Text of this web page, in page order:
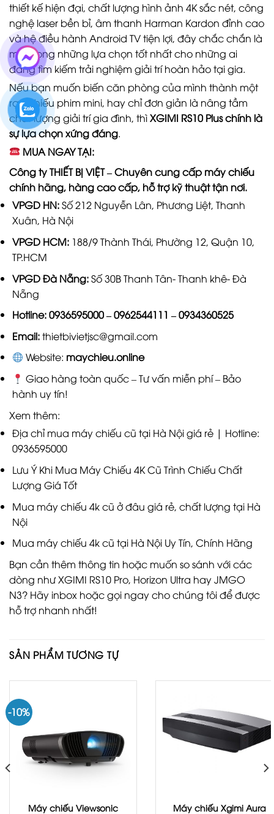
thiết kế hiện đại, chất lượng hình ảnh 4K sắc nét, công
nghệ laser bền bỉ, âm thanh Harman Kardon đỉnh cao
và hệ điều hành Android TV tiện lợi, đây chắc chắn là
một trong những lựa chọn tốt nhất cho những ai
đang tìm kiếm trải nghiệm giải trí hoàn hảo tại gia.
Nếu bạn muốn biến căn phòng của mình thành một
rạp chiếu phim mini, hay chỉ đơn giản là nâng tầm
chất lượng giải trí gia đình, thìXGIMI RS10 Plus chính là
sự lựa chọn xứng đáng.
MUA NGAY TẠI:
Công ty THIẾT BỊ VIỆT – Chuyên cung cấp máy chiếu
chính hãng, hàng cao cấp, hỗ trợ kỹ thuật tận nơi.
VPGD HN:Số 212 Nguyễn Lân, Phương Liệt, Thanh
Xuân, Hà Nội
VPGD HCM: 188/9 Thành Thái, Phường 12, Quận 10,
TP.HCM
VPGD Đà Nẵng:Số 30B Thanh Tân- Thanh khê- Đà
Nẵng
Hotline:0936595000–0962544111 –0934360525
Email:thietbivietjsc@gmail.com
Website: maychieu.online
Giao hàng toàn quốc – Tư vấn miễn phí – Bảo
hành uy tín!
Xem thêm:
Địa chỉ mua máy chiếu cũ tại Hà Nội giá rẻ | Hotline:
0936595000
Lưu Ý Khi Mua Máy Chiếu 4K Cũ Trình Chiếu Chất
Lượng Giá Tốt
Mua máy chiếu 4k cũ ở đâu giá rẻ, chất lượng tại Hà
Nội
Mua máy chiếu 4k cũ tại Hà Nội Uy Tín, Chính Hãng
Bạn cần thêm thông tin hoặc muốn so sánh với các
dòng như XGIMI RS10 Pro, Horizon Ultra hay JMGO
N3? Hãy inbox hoặc gọi ngay cho chúng tôi để được
hỗ trợ nhanh nhất!
SẢN PHẨM TƯƠNG TỰ
-10%
Máy chiếu Viewsonic
Máy chiếu Xgimi Aura